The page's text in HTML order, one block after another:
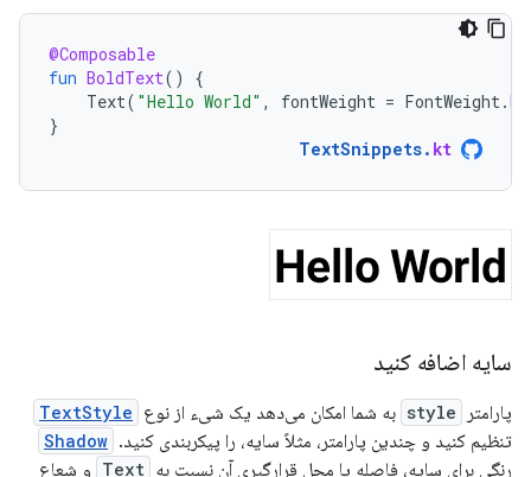
@Composable
fun BoldText()
{
Text( "Hello World" , fontWeight = FontWeight.
}
TextSnippets. kt
سایه اضافه کنید
پارامتر style به شما امکان می‌دهد یک شیء از نوع TextStyle
تنظیم کنید و چندین پارامتر، مثلاً سایه، را پیکربندی کنید. Shadow
رنگی برای سایه، فاصله یا محل قرارگیری آن نسبت به Text و شعاع